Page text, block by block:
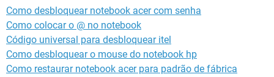
Como desbloquear notebook acer com senha
Como colocar o @ no notebook
Código universal para desbloquear itel
Como desbloquear o mouse do notebook hp
Como restaurar notebook acer para padrão de fábrica